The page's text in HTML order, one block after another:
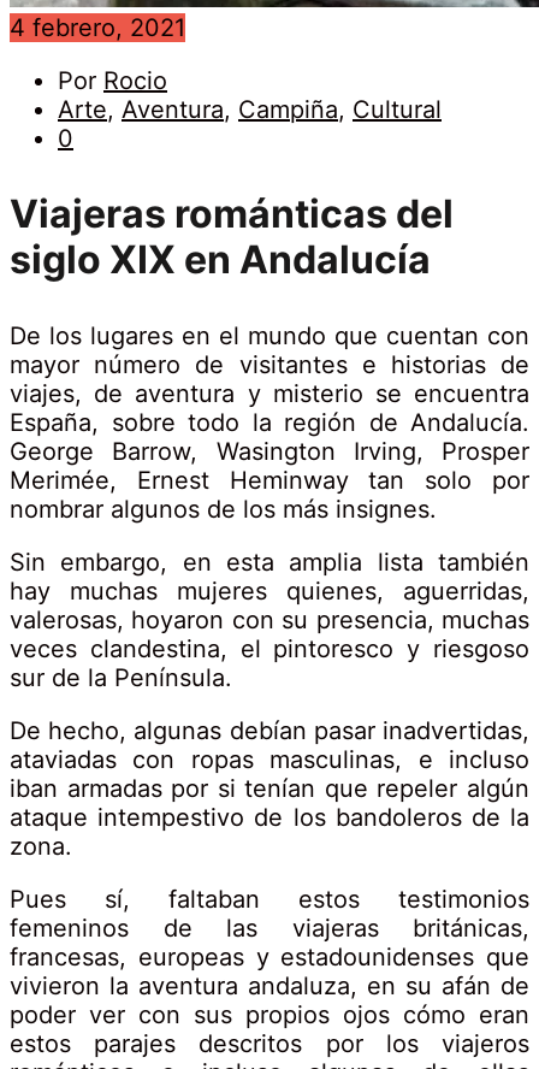
4 febrero, 2021
Viajeras
románticas
del
siglo
XIX
en
Andalucía
4
febrero,
2021
Por Rocio
Arte, Aventura, Campiña, Cultural
0
Viajeras
románticas
del
siglo
XIX
en
Andalucía
25
marzo,
2021-
02-
04T11:17:00+01:00
Arte,
Aventura,
Campiña,
Viajeras románticas del
siglo XIX en Andalucía
De los lugares en el mundo que cuentan con
mayor número de visitantes e historias de
viajes, de aventura y misterio se encuentra
España, sobre todo la región de Andalucía.
George Barrow, Wasington Irving, Prosper
Merimée, Ernest Heminway tan solo por
nombrar algunos de los más insignes.
Sin embargo, en esta amplia lista también
hay muchas mujeres quienes, aguerridas,
valerosas, hoyaron con su presencia, muchas
veces clandestina, el pintoresco y riesgoso
sur de la Península.
De hecho, algunas debían pasar inadvertidas,
ataviadas con ropas masculinas, e incluso
iban armadas por si tenían que repeler algún
ataque intempestivo de los bandoleros de la
zona.
Pues sí, faltaban estos testimonios
femeninos de las viajeras británicas,
francesas, europeas y estadounidenses que
vivieron la aventura andaluza, en su afán de
poder ver con sus propios ojos cómo eran
estos parajes descritos por los viajeros